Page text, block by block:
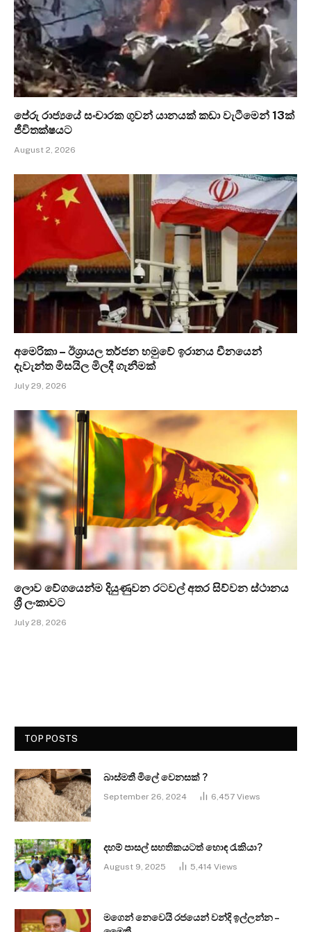
පේරු රාජ්‍යයේ සංචාරක ගුවන් යානයක් කඩා වැටීමෙන් 13ක්
ජීවිතක්ෂයට
August 2, 2026
අමෙරිකා – ඊශ්‍රායල තර්ජන හමුවේ ඉරානය චීනයෙන්
දැවැන්ත මිසයිල මිලදී ගැනීමක්
July 29, 2026
ලොව වේගයෙන්ම දියුණුවන රටවල් අතර සිව්වන ස්ථානය
ශ්‍රී ලංකාවට
July 28, 2026
TOP POSTS
බාස්මතී මිලේ වෙනසක් ?
September 26, 2024 6,457 Views
දහම් පාසල් සහතිකයටත් හොඳ රැකියා?
August 9, 2025 5,414 Views
මගෙන් නෙවෙයි රජයෙන් වන්දි ඉල්ලන්න –